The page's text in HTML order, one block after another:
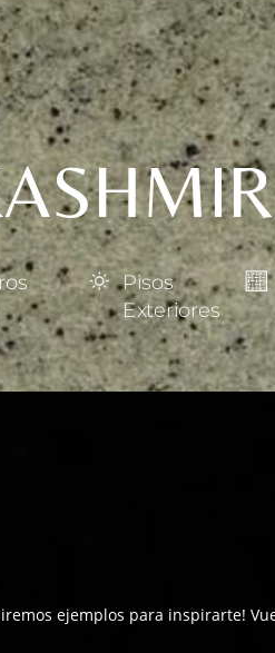
Pisos
Exteriores
ejemplos para inspirarte!